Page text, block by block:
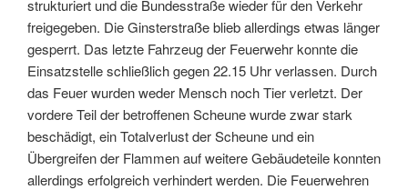
strukturiert und die Bundesstraße wieder für den Verkehr
freigegeben. Die Ginsterstraße blieb allerdings etwas länger
gesperrt. Das letzte Fahrzeug der Feuerwehr konnte die
Einsatzstelle schließlich gegen 22.15 Uhr verlassen. Durch
das Feuer wurden weder Mensch noch Tier verletzt. Der
vordere Teil der betroffenen Scheune wurde zwar stark
beschädigt, ein Totalverlust der Scheune und ein
Übergreifen der Flammen auf weitere Gebäudeteile konnten
allerdings erfolgreich verhindert werden. Die Feuerwehren